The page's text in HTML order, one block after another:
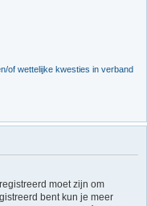
of wettelijke kwesties in verband
moet zijn om
bent kun je meer